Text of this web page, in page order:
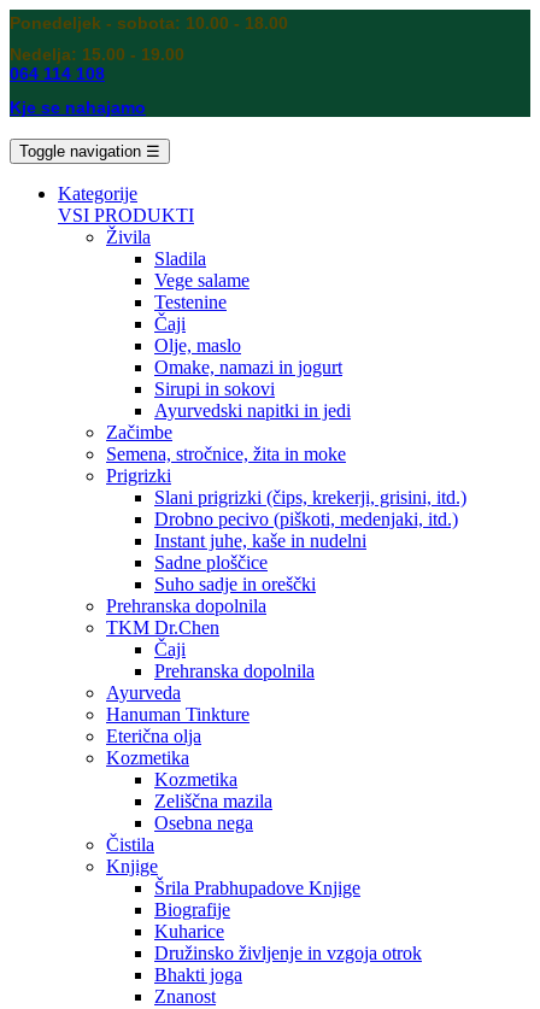
Ponedeljek - sobota: 10.00 - 18.00
Nedelja: 15.00 - 19.00
064 114 108
Kje se nahajamo
Toggle navigation ☰
Kategorije
VSI PRODUKTI
Živila
Sladila
Vege salame
Testenine
Čaji
Olje, maslo
Omake, namazi in jogurt
Sirupi in sokovi
Ayurvedski napitki in jedi
Začimbe
Semena, stročnice, žita in moke
Prigrizki
Slani prigrizki (čips, krekerji, grisini, itd.)
Drobno pecivo (piškoti, medenjaki, itd.)
Instant juhe, kaše in nudelni
Sadne ploščice
Suho sadje in oreščki
Prehranska dopolnila
TKM Dr.Chen
Čaji
Prehranska dopolnila
Ayurveda
Hanuman Tinkture
Eterična olja
Kozmetika
Kozmetika
Zeliščna mazila
Osebna nega
Čistila
Knjige
Šrila Prabhupadove Knjige
Biografije
Kuharice
Družinsko življenje in vzgoja otrok
Bhakti joga
Znanost